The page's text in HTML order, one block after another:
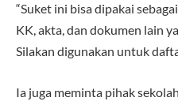
“Suket ini bisa dipakai
KK, akta, dan dokumen lain
Silakan digunakan untuk
Ia juga meminta pihak